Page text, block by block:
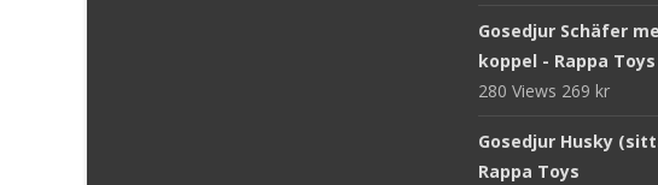
Gosedjur Schäfer
koppel - Rappa Toys
280 Views 269 kr
Gosedjur Husky
Rappa Toys